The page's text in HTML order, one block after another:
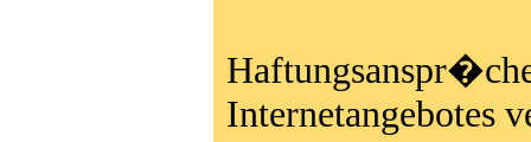
Internetangebotes